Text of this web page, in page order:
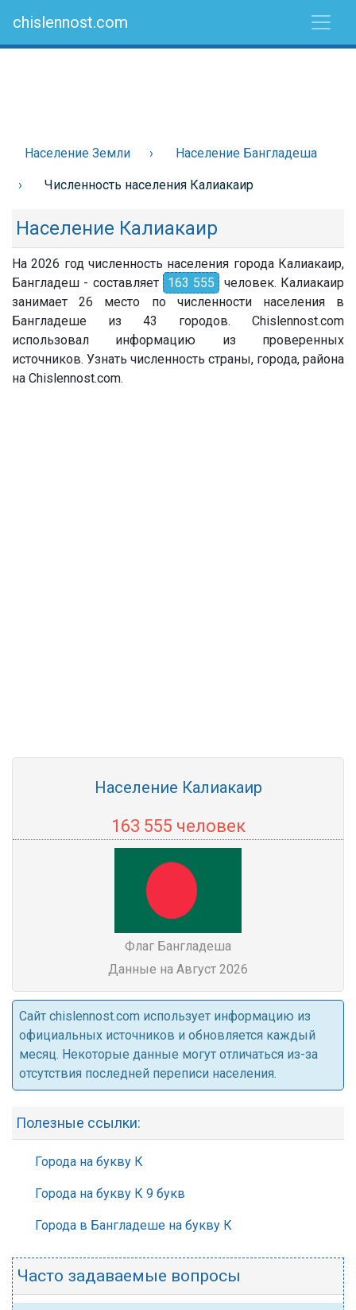
chislennost.com
Население Земли Население Бангладеша
Численность населения Калиакаир
Население Калиакаир
На 2026 год численность населения города Калиакаир,
Бангладеш - составляет
163 555
человек. Калиакаир
занимает 26 место по численности населения в
Бангладеше из 43 городов. Chislennost.com
использовал информацию из проверенных
источников. Узнать численность страны, города, района
на Chislennost.com.
Население Калиакаир
163 555 человек
Флаг Бангладеша
Данные на Август 2026
Cайт chislennost.com использует информацию из
официальных источников и обновляется каждый
месяц. Некоторые данные могут отличаться из-за
отсутствия последней переписи населения.
Полезные ссылки:
Города на букву К
Города на букву К 9 букв
Города в Бангладеше на букву К
Часто задаваемые вопросы